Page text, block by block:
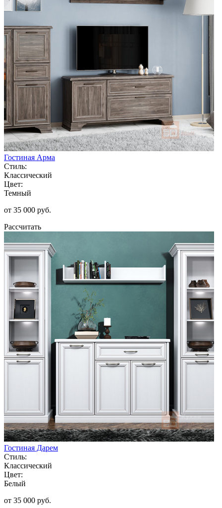
Гостиная Арма
Стиль:
Классический
Цвет:
Темный
от 35 000 руб.
Рассчитать
Гостиная Дарем
Стиль:
Классический
Цвет:
Белый
от 35 000 руб.